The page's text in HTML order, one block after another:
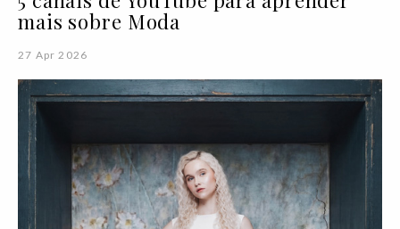
mais sobre Moda
27 Apr 2026